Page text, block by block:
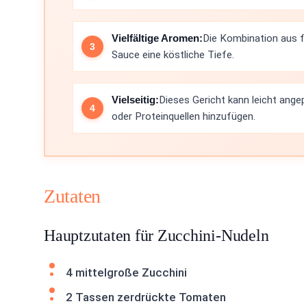
Vielfältige Aromen:Die Kombination aus
Sauce eine köstliche Tiefe.
Vielseitig:Dieses Gericht kann leicht
oder Proteinquellen hinzufügen.
Zutaten
Hauptzutaten für Zucchini-Nudeln
4 mittelgroße Zucchini
2 Tassen zerdrückte Tomaten